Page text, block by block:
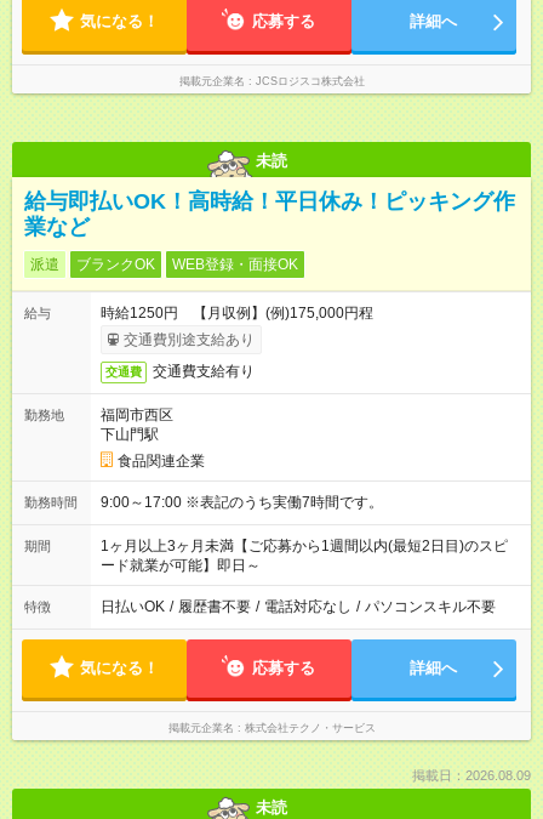
気になる！ 応募する 詳細へ
掲載元企業名 JCSロジスコ株式会社
未読
給与即払いOK！高時給！平日休み！ピッキング作
業など
派遣 ブランクOK WEB登録・面接OK
給与
時給1250円 【月収例】(例)175,000円程
交通費別途支給あり
交通費 交通費支給有り
勤務地
福岡市西区
下山門駅
食品関連企業
勤務時間 9:00～17:00 ※表記のうち実働7時間です。
期間
1ヶ月以上3ヶ月未満【ご応募から1週間以内(最短2日目)のスピ
ード就業が可能】即日～
特徴 日払いOK / 履歴書不要 / 電話対応なし / パソコンスキル不要
気になる！ 応募する 詳細へ
掲載元企業名 株式会社テクノ・サービス
掲載日：2026.08.09
未読